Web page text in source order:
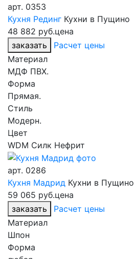
арт. 0353
Кухня Рединг Кухни в Пущино
48 882 руб.цена
заказать
Расчет цены
Материал
МДФ ПВХ.
Форма
Прямая.
Стиль
Модерн.
Цвет
WDM Силк Нефрит
арт. 0286
Кухня Мадрид Кухни в Пущино
59 065 руб.цена
заказать
Расчет цены
Материал
Шпон
Форма